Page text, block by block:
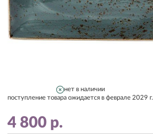
нет в наличии
поступление товара ожидается в феврале 2029 г.
4 800 р.